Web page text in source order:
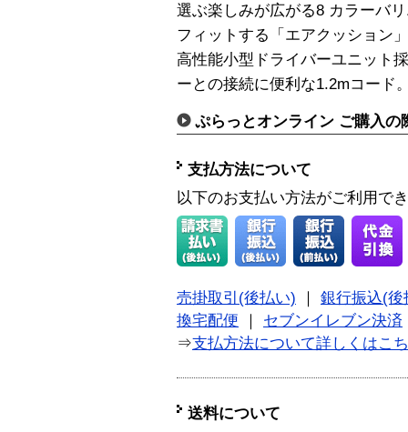
選ぶ楽しみが広がる8 カラーバ
フィットする「エアクッション
高性能小型ドライバーユニット
ーとの接続に便利な1.2mコード
ぷらっとオンライン ご購入の
支払方法について
以下のお支払い方法がご利用で
売掛取引(後払い)
銀行振込(後
換宅配便
セブンイレブン決済
⇒支払方法について詳しくはこ
送料について